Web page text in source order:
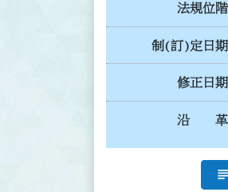
法規位階
制(訂)定日期
修正日期
沿 革
subject